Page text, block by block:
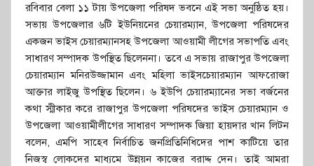
রবিবার বেলা ১১ টায় উপজেলা পরিষদ ভবনে এই সভা অনুষ্ঠিত হয়।
সভায় উপজেলার ৬টি ইউনিয়নের চেয়ারম্যান, উপজেলা পরিষদের
একজন ভাইস চেয়ারম্যানসহ উপজেলা আওয়ামী লীগের সভাপতি এবং
সাধারণ সম্পাদক উপস্থিত ছিলেননা। তবে এ সভায় রাজাপুর উপজেলা
চেয়ারম্যান মনিরউজ্জামান এবং মহিলা ভাইসচেয়ারম্যান আফরোজা
আক্তার লাইজু উপস্থিত ছিলেন। ৬ ইউপি চেয়ারম্যানের সভা বর্জনের
কথা স্মীকার করে রাজাপুর উপজেলা পরিষদের ভাইস চেয়ারম্যান ও
উপজেলা আওয়ামীলীগের সাধারণ সম্পাদক জিয়া হায়দার খান লিটন
বলেন, এমপি সাহেব নির্বাচিত জনপ্রিতিনিধিদের পাশ কাটিয়ে তার
নিজস্ব লোকদের মাধ্যমে উন্নয়ন কাজের বরাদ্দ দেন। তাই আমরা